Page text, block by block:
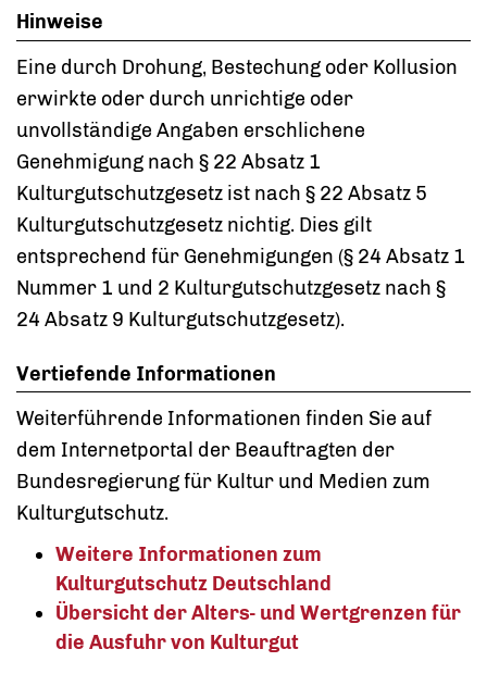
Hinweise
Eine durch Drohung, Bestechung oder Kollusion
erwirkte oder durch unrichtige oder
unvollständige Angaben erschlichene
Genehmigung nach § 22 Absatz 1
Kulturgutschutzgesetz ist nach § 22 Absatz 5
Kulturgutschutzgesetz nichtig. Dies gilt
entsprechend für Genehmigungen (§ 24 Absatz 1
Nummer 1 und 2 Kulturgutschutzgesetz nach §
24 Absatz 9 Kulturgutschutzgesetz).
Vertiefende Informationen
Weiterführende Informationen finden Sie auf
dem Internetportal der Beauftragten der
Bundesregierung für Kultur und Medien zum
Kulturgutschutz.
Weitere Informationen zum
Kulturgutschutz Deutschland
Übersicht der Alters- und Wertgrenzen für
die Ausfuhr von Kulturgut